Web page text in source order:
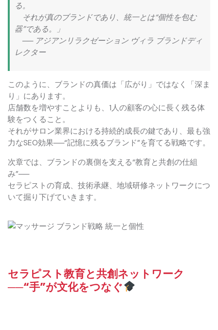
る。
それが真のブランドであり、統一とは“個性を包む
器”である。」
── アジアンリラクゼーション ヴィラ ブランドディ
レクター
このように、ブランドの真価は「広がり」ではなく「深ま
り」にあります。
店舗数を増やすことよりも、1人の顧客の心に長く残る体
験をつくること。
それがサロン業界における持続的成長の鍵であり、最も強
力なSEO効果──“記憶に残るブランド”を育てる戦略です。
次章では、ブランドの裏側を支える“教育と共創の仕組
み”──
セラピストの育成、技術承継、地域研修ネットワークにつ
いて掘り下げていきます。
セラピスト教育と共創ネットワーク
──“手”が文化をつなぐ